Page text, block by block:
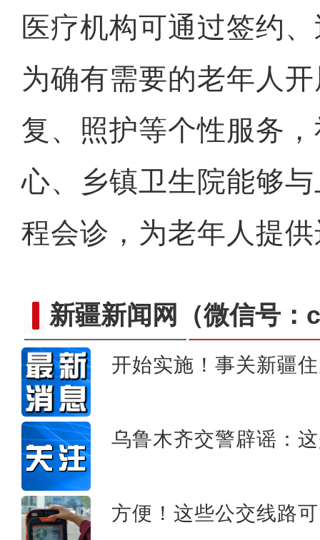
医疗机构可通过签约
为确有需要的老年人
复、照护等个性服务
心、乡镇卫生院能够
程会诊，为老年人提
新疆新闻网 （微信号
开始实施！事关新疆
乌鲁木齐交警辟谣：
方便！这些公交线路可